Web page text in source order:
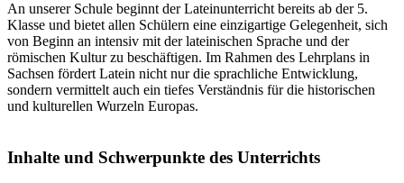
An unserer Schule beginnt der Lateinunterricht bereits ab der 5.
Klasse und bietet allen Schülern eine einzigartige Gelegenheit, sich
von Beginn an intensiv mit der lateinischen Sprache und der
römischen Kultur zu beschäftigen. Im Rahmen des Lehrplans in
Sachsen fördert Latein nicht nur die sprachliche Entwicklung,
sondern vermittelt auch ein tiefes Verständnis für die historischen
und kulturellen Wurzeln Europas.
Inhalte und Schwerpunkte des Unterrichts